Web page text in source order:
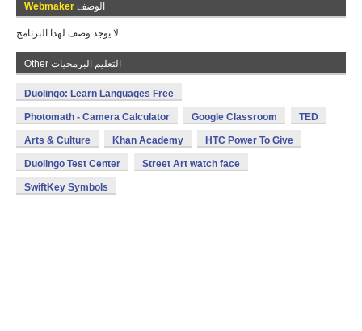
Webmaker الوصف
لا يوجد وصف لهذا البرنامج.
Other التعليم البرمجيات
Duolingo: Learn Languages Free
Photomath - Camera Calculator Google Classroom TED
Arts & Culture Khan Academy HTC Power To Give
Duolingo Test Center Street Art watch face
SwiftKey Symbols